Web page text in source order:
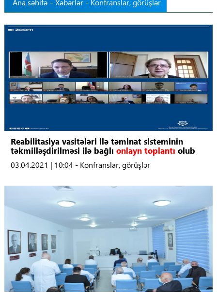
Ana səhifə - Xəbərlər - Konfranslar, görüşlər
Reabilitasiya vasitələri ilə təminat sisteminin
təkmilləşdirilməsi ilə bağlı onlayn toplantı olub
03.04.2021 | 10:04 - Konfranslar, görüşlər
Elanlar
Gündəm
Mühüm hadisələr
COVID-19